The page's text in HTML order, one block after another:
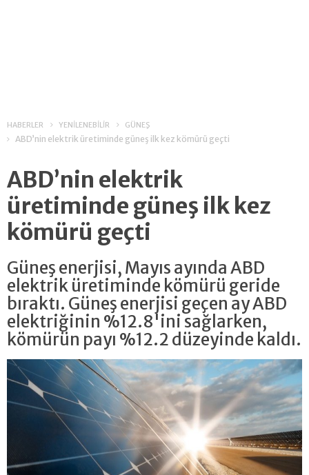
HABERLER YENİLENEBİLİR GÜNEŞ
ABD’nin elektrik üretiminde güneş ilk kez kömürü geçti
ABD’nin elektrik
üretiminde güneş ilk kez
kömürü geçti
Güneş enerjisi, Mayıs ayında ABD
elektrik üretiminde kömürü geride
bıraktı. Güneş enerjisi geçen ay ABD
elektriğinin %12.8'ini sağlarken,
kömürün payı %12.2 düzeyinde kaldı.